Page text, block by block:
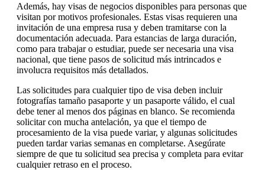
Además, hay visas de negocios disponibles para personas que
visitan por motivos profesionales. Estas visas requieren una
invitación de una empresa rusa y deben tramitarse con la
documentación adecuada. Para estancias de larga duración,
como para trabajar o estudiar, puede ser necesaria una visa
nacional, que tiene pasos de solicitud más intrincados e
involucra requisitos más detallados.
Las solicitudes para cualquier tipo de visa deben incluir
fotografías tamaño pasaporte y un pasaporte válido, el cual
debe tener al menos dos páginas en blanco. Se recomienda
solicitar con mucha antelación, ya que el tiempo de
procesamiento de la visa puede variar, y algunas solicitudes
pueden tardar varias semanas en completarse. Asegúrate
siempre de que tu solicitud sea precisa y completa para evitar
cualquier retraso en el proceso.